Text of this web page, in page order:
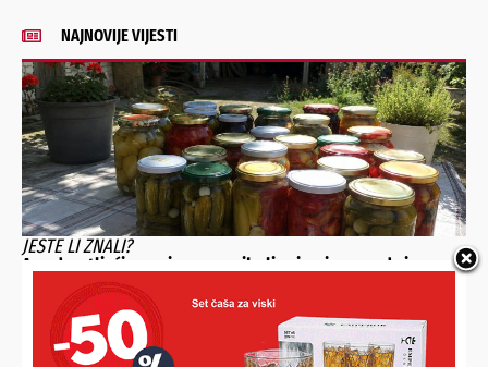
NAJNOVIJE VIJESTI
JESTE LI ZNALI?
Ana desetljećima priprema najbolju zimnicu, a sada je
otkrila svoj jednostavni recept i iznenadila brojne domaćice